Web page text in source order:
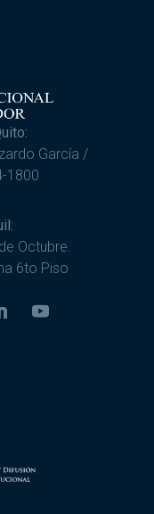
García /
1800
Octubre.
6to Piso